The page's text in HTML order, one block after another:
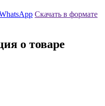
Скачать в формате
о товаре